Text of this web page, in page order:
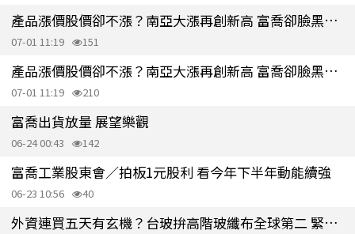
產品漲價股價卻不漲？南亞大漲再創新高 富喬卻臉黑下跌
07-01 11:19 151
產品漲價股價卻不漲？南亞大漲再創新高 富喬卻臉黑下跌
07-01 11:19 210
富喬出貨放量 展望樂觀
06-24 00:43 142
富喬工業股東會／拍板1元股利 看今年下半年動能續強
06-23 10:56 40
外資連買五天有玄機？台玻拚高階玻纖布全球第二 緊追日東紡